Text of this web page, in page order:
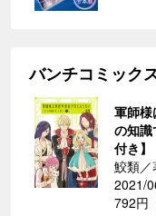
バンチコミック
軍師
の知
付き】
鮫類／
2021/
792円